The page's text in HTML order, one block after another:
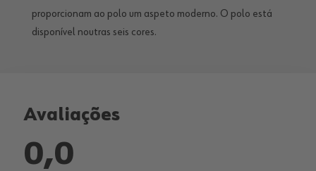
proporcionam ao polo um aspeto moderno. O polo está
disponível noutras seis cores.
Avaliações
0,0